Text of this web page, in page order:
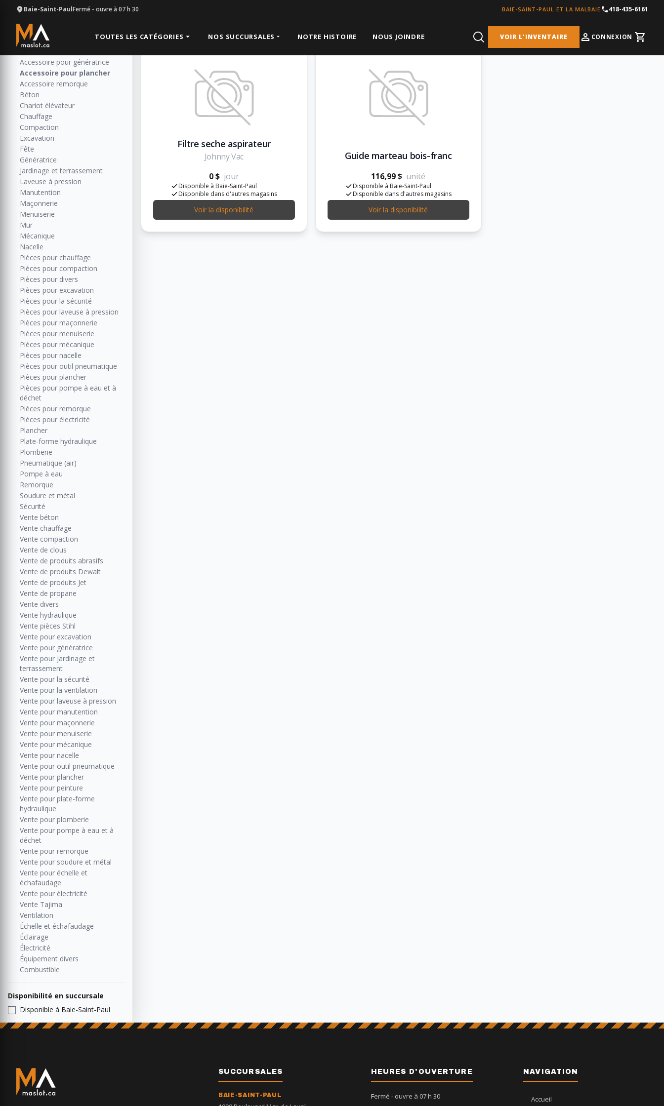
Baie-Saint-PaulFermé - ouvre à 07 h 30 BAIE-SAINT-PAUL ET LA MALBAIE 418-435-6161
TOUTES LES CATÉGORIES NOS SUCCURSALES NOTRE HISTOIRE NOUS JOINDRE VOIR L'INVENTAIRE CONNEXION Cart
Catégories
Toutes les catégories
Accessoire pour génératrice
Accessoire pour plancher
Accessoire remorque
Béton
Chariot élévateur
Chauffage
Compaction
Excavation
Fête
Génératrice
Jardinage et terrassement
Laveuse à pression
Manutention
Maçonnerie
Menuiserie
Mur
Mécanique
Nacelle
Pièces pour chauffage
Pièces pour compaction
Pièces pour divers
Pièces pour excavation
Pièces pour la sécurité
Pièces pour laveuse à pression
Pièces pour maçonnerie
Pièces pour menuiserie
Pièces pour mécanique
Pièces pour nacelle
Pièces pour outil pneumatique
Pièces pour plancher
Pièces pour pompe à eau et à
déchet
Pièces pour remorque
Pièces pour électricité
Plancher
Plate-forme hydraulique
Plomberie
Pneumatique (air)
Pompe à eau
Remorque
Soudure et métal
Sécurité
Vente béton
Vente chauffage
Vente compaction
Vente de clous
Vente de produits abrasifs
Vente de produits Dewalt
Vente de produits Jet
Vente de propane
Vente divers
Vente hydraulique
Vente pièces Stihl
Vente pour excavation
Vente pour génératrice
Vente pour jardinage et
terrassement
Vente pour la sécurité
Vente pour la ventilation
Vente pour laveuse à pression
Vente pour manutention
Vente pour maçonnerie
Vente pour menuiserie
Vente pour mécanique
Vente pour nacelle
Vente pour outil pneumatique
Vente pour plancher
Vente pour peinture
Vente pour plate-forme
hydraulique
Vente pour plomberie
Vente pour pompe à eau et à
déchet
Vente pour remorque
Vente pour soudure et métal
Vente pour échelle et
échafaudage
Vente pour électricité
Vente Tajima
Ventilation
Échelle et échafaudage
Éclairage
Électricité
Équipement divers
Combustible
Disponibilité en succursale
Disponible à Baie-Saint-Paul
Résultats: 2
Filtre seche aspirateur
Johnny Vac
0 $ jour
Disponible à Baie-Saint-Paul
Disponible dans d'autres magasins
Voir la disponibilité
Guide marteau bois-franc
116,99 $ unité
Disponible à Baie-Saint-Paul
Disponible dans d'autres magasins
Voir la disponibilité
SUCCURSALES
BAIE-SAINT-PAUL
HEURES D'OUVERTURE
Fermé - ouvre à 07 h 30
NAVIGATION
Accueil